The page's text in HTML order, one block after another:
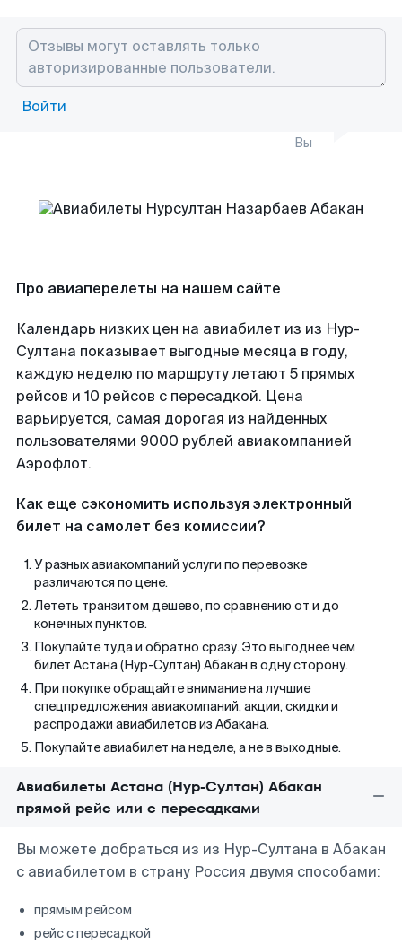
Войти
Вы
Про авиаперелеты на нашем сайте
Календарь низких цен на авиабилет из из Нур-
Султана показывает выгодные месяца в году,
каждую неделю по маршруту летают 5 прямых
рейсов и 10 рейсов с пересадкой. Цена
варьируется, самая дорогая из найденных
пользователями 9000 рублей авиакомпанией
Аэрофлот.
Как еще сэкономить используя электронный
билет на самолет без комиссии?
У разных авиакомпаний услуги по перевозке
различаются по цене.
Лететь транзитом дешево, по сравнению от и до
конечных пунктов.
Покупайте туда и обратно сразу. Это выгоднее чем
билет Астана (Нур-Султан) Абакан в одну сторону.
При покупке обращайте внимание на лучшие
спецпредложения авиакомпаний, акции, скидки и
распродажи авиабилетов из Абакана.
Покупайте авиабилет на неделе, а не в выходные.
Авиабилеты Астана (Нур-Султан) Абакан
прямой рейс или с пересадками
Вы можете добраться из из Нур-Султана в Абакан
с авиабилетом в страну Россия двумя способами:
прямым рейсом
рейс с пересадкой